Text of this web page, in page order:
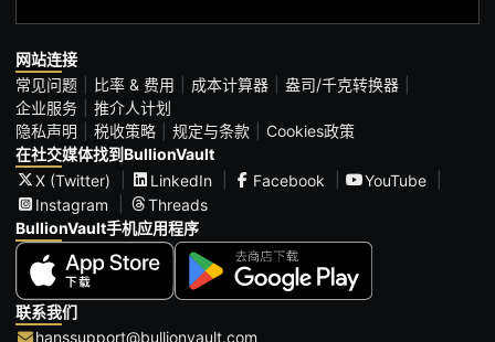
网站连接
常见问题
比率 & 费用 成本计算器
盎司/千克转换器
企业服务
推介人计划
隐私声明
税收策略 规定与条款
Cookies政策
在社交媒体找到BullionVault
X (Twitter)
LinkedIn Facebook
YouTube
Instagram
Threads
BullionVault手机应用程序
联系我们
hanssupport@bullionvault.com